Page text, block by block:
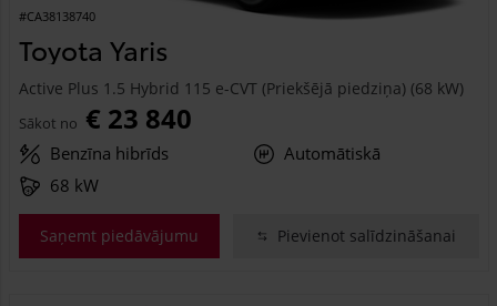
#CA38138740
Toyota Yaris
Active Plus 1.5 Hybrid 115 e-CVT (Priekšējā piedziņa) (68 kW)
Sākot no € 23 840
Benzīna hibrīds
Automātiskā
68 kW
Saņemt piedāvājumu Pievienot salīdzināšanai